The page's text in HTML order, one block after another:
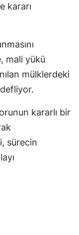
kararı
mali yükü
mülklerdeki
kararlı bir
sürecin